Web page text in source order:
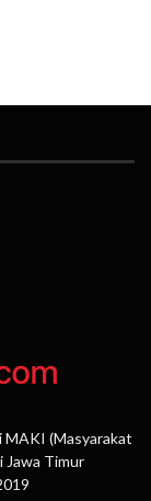
MAKI (Masyarakat
Jawa Timur